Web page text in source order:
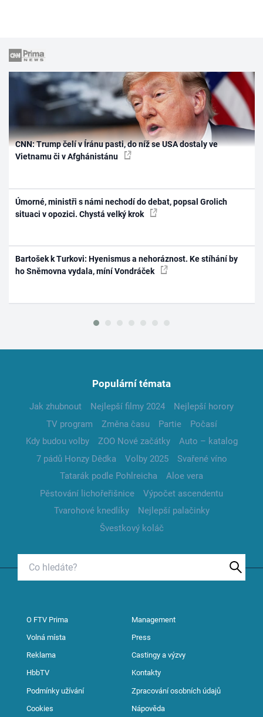
CNN: Trump čelí v Íránu pasti, do níž se USA dostaly ve
Vietnamu či v Afghánistánu
Úmorné, ministři s námi nechodí do debat, popsal Grolich
situaci v opozici. Chystá velký krok
Bartošek k Turkovi: Hyenismus a nehoráznost. Ke stíhání by
ho Sněmovna vydala, míní Vondráček
Populární témata
Jak zhubnout Nejlepší filmy 2024
Nejlepší horory
TV program
Změna času Partie
Počasí
Kdy budou volby
ZOO Nové začátky
Auto – katalog
7 pádů Honzy Dědka
Volby 2025
Svařené víno
Tatarák podle Pohlreicha
Aloe vera
Pěstování lichořeřišnice
Výpočet ascendentu
Tvarohové knedlíky
Nejlepší palačinky
Švestkový koláč
O FTV Prima Management
Volná místa Press
Reklama Castingy a výzvy
HbbTV Kontakty
Podmínky užívání Zpracování osobních údajů
Cookies Nápověda